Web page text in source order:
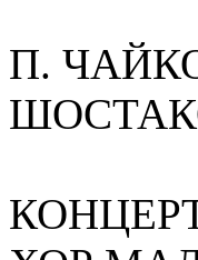
П.